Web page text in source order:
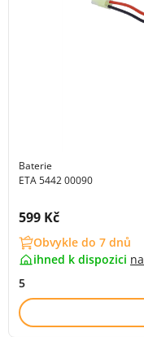
Baterie
ETA 5442 00090
Cena s DPH:
599 Kč
Obvykle do 7 dnů
ihned k dispozici na
5